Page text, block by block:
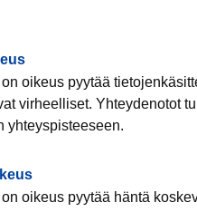
oikeus pyytää
virheelliset. Yhteydenotot
yhteyspisteeseen.
oikeus pyytää häntä